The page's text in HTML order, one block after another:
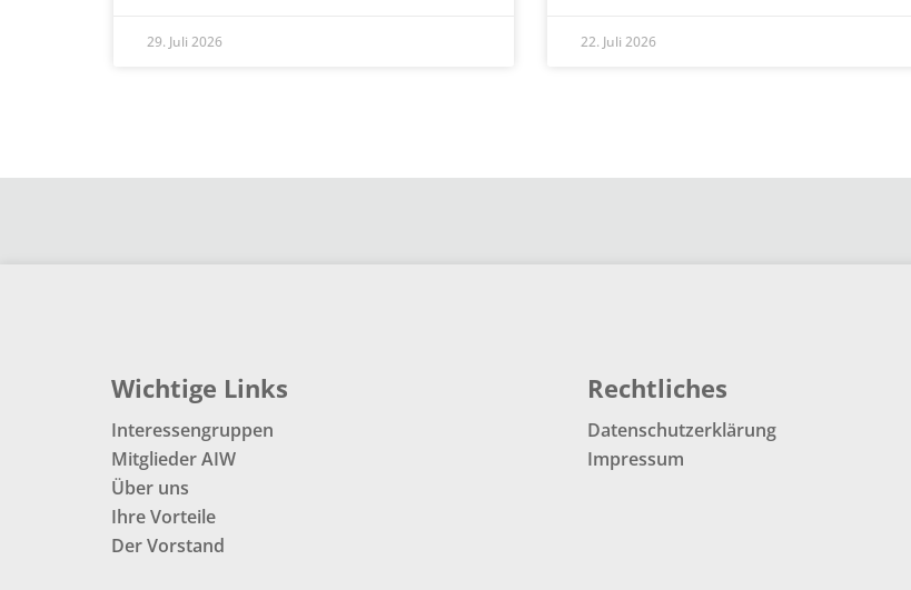
29. Juli 2026 22. Juli 2026
Wichtige Links
Interessengruppen
Mitglieder AIW
Über uns
Ihre Vorteile
Der Vorstand
Rechtliches
Datenschutzerklärung
Impressum